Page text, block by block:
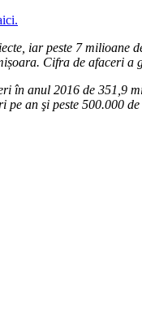
iar peste 7
Cifra de afaceri a
anul 2016 de 351,9
an şi peste 500.000